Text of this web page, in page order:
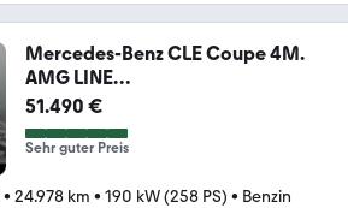
Mercedes-Benz CLE Coupe 4M.
AMG LINE
PREMIUM|PANO|BURMESTER|
51.490 €
Sehr guter Preis
• 24.978 km • 190 kW (258 PS) • Benzin